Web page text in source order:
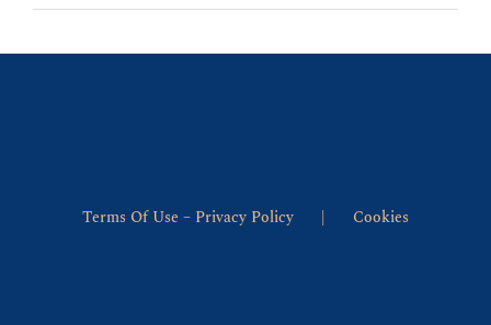
Terms Of Use – Privacy Policy Cookies